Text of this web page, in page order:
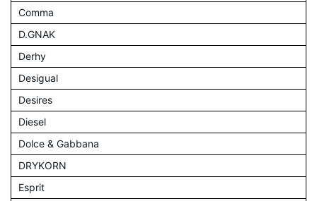
Comma
D.GNAK
Derhy
Desigual
Desires
Diesel
Dolce & Gabbana
DRYKORN
Esprit